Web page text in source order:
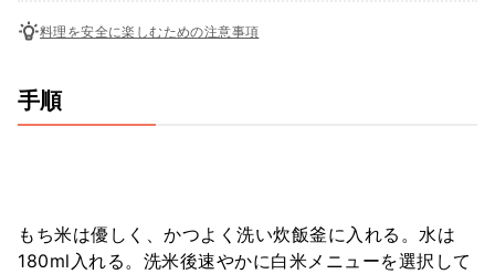
料理を安全に楽しむための注意事項
手順
もち米は優しく、かつよく洗い炊飯釜に入れる。水は
180ml入れる。洗米後速やかに白米メニューを選択して